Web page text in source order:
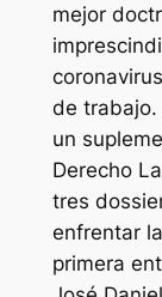
mejor
de trabajo.
un
Derecho
tres
enfrentar
primera